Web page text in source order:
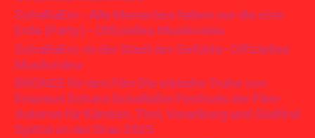
SchaRaEm – Alle Menschen haben nur die eine
Erde (Party) – Offizielles Musikvideo
SchaRaEm -In der Stadt der Gefühle- Offizielles
Musikvideo
BRONZE für den Film Die eiskalte Truhe von
Emanuel Schara SchaRaEm Festivals der Film-
Autoren für Kärnten, Tirol, Vorarlberg und Südtirol
Spittal an der Drau 2025